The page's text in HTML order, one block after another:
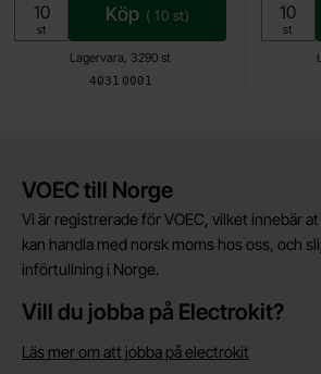
Art. nr
4031 0001
Lagervara, 3290 st
Enhet:
st
Köp ( 10 st)
Enhet:
st
Kort allmän information
VOEC till Norge
Vi är registrerade för VOEC, vilket innebär
kan handla med norsk moms hos oss, och
införtullning i Norge.
Vill du jobba på Electrokit?
Läs mer om att jobba på electrokit